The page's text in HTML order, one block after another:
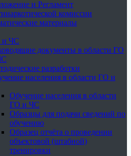
и Регламент
комиссии
материалы
и ЧС
документы в области ГО
разработки
населения в области ГО и
Обучение населения в области
ГО и ЧС
Образцы для подачи сведений по
обучению
Образец отчёта о проведении
объектовой (штабной)
тренировки